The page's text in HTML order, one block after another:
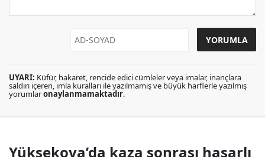
UYARI: Küfür, hakaret, rencide edici cümleler veya imalar, inançlara
saldırı içeren, imla kuralları ile yazılmamış ve büyük harflerle yazılmış
yorumlaronaylanmamaktadır.
Yüksekova’da kaza sonrası hasarlı